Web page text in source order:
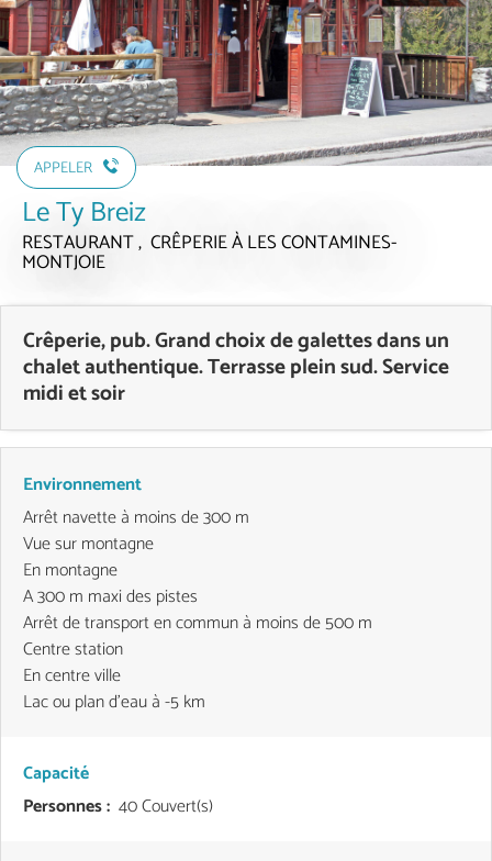
APPELER
Le Ty Breiz
RESTAURANT , CRÊPERIEÀ LES CONTAMINES-
MONTJOIE
Crêperie, pub. Grand choix de galettes dans un
chalet authentique. Terrasse plein sud. Service
midi et soir
Environnement
Arrêt navette à moins de 300 m
Vue sur montagne
En montagne
A 300 m maxi des pistes
Arrêt de transport en commun à moins de 500 m
Centre station
En centre ville
Lac ou plan d'eau à -5 km
Capacité
Personnes : 40 Couvert(s)